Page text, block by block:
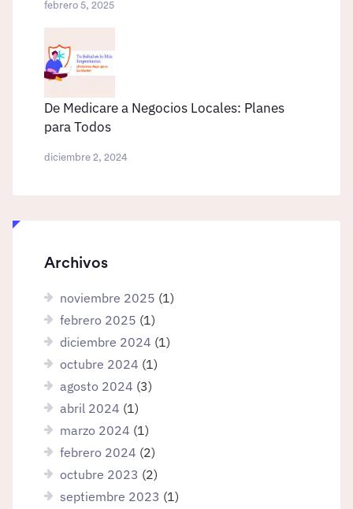
febrero 5, 2025
De Medicare a Negocios Locales: Planes
para Todos
diciembre 2, 2024
Archivos
noviembre 2025 (1)
febrero 2025 (1)
diciembre 2024 (1)
octubre 2024 (1)
agosto 2024 (3)
abril 2024 (1)
marzo 2024 (1)
febrero 2024 (2)
octubre 2023 (2)
septiembre 2023 (1)